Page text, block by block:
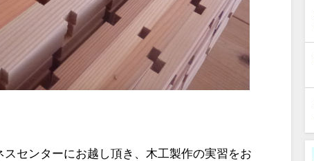
センターにお越し頂き、木工製作の実習をお